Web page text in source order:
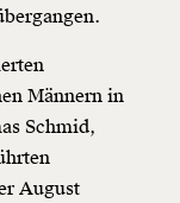
Männern in
Schmid,
August